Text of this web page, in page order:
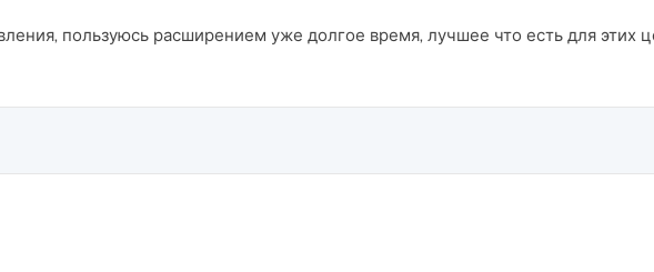
пользуюсь расширением уже долгое время, лучшее что есть для этих